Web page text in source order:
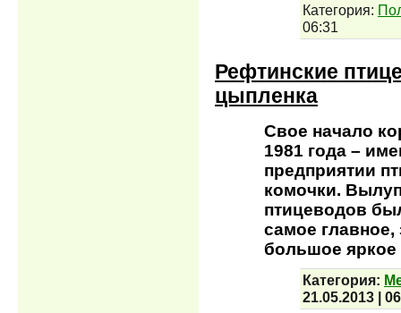
Категория:
06:31
Рефтинские
цыпленка
Свое начало
1981 года –
предприятии
комочки.
птицеводов
самое главное,
большое
Категория:
21.05.2013 |